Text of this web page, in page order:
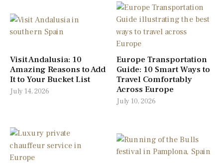
Visit Andalusia: 10
Amazing Reasons to Add
It to Your Bucket List
July 14, 2026
Europe Transportation
Guide: 10 Smart Ways to
Travel Comfortably
Across Europe
July 10, 2026